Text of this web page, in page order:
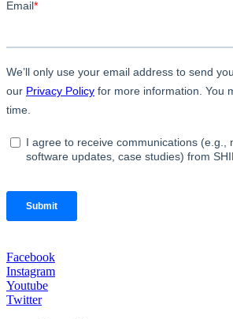
Facebook
Instagram
Youtube
Twitter